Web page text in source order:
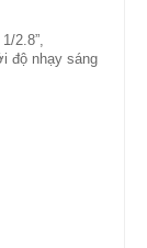
2.8”,
độ nhạy sáng